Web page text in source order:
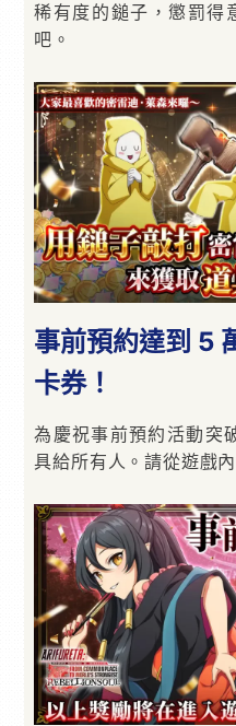
稀有度的鎚子，懲罰得
吧。
事前預約達到 5
卡券！
為慶祝事前預約活動突
具給所有人。請從遊戲